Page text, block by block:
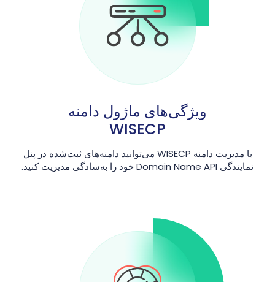
ویژگی‌های ماژول دامنه
WISECP
با مدیریت دامنه WISECP می‌توانید دامنه‌های ثبت‌شده در پنل
نمایندگی Domain Name API خود را به‌سادگی مدیریت کنید.